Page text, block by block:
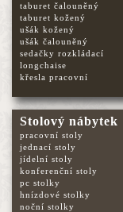
taburet čalouněný
taburet kožený
ušák kožený
ušák čalouněný
sedačky rozkládací
longchaise
křesla pracovní
Stolový nábytek
pracovní stoly
jednací stoly
jídelní stoly
konferenční stoly
pc stolky
hnízdové stolky
noční stolky